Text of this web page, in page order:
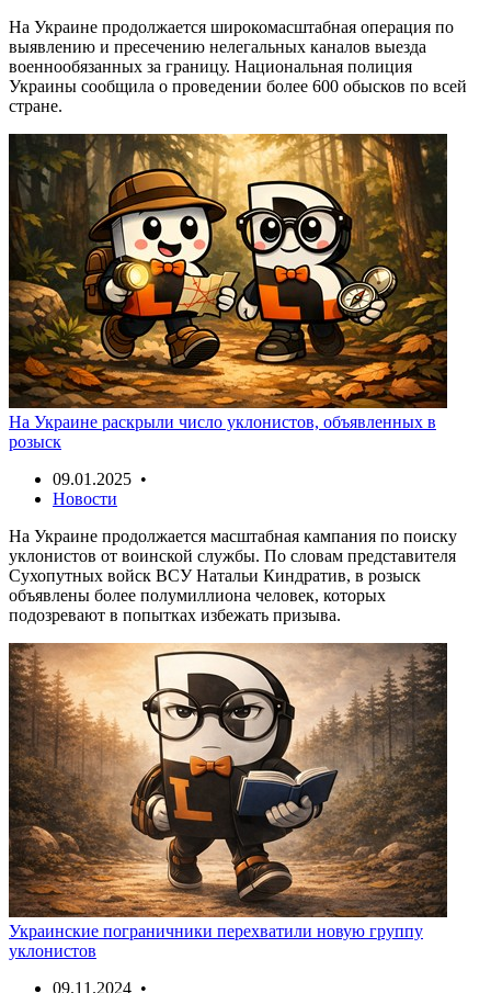
На Украине продолжается широкомасштабная операция по
выявлению и пресечению нелегальных каналов выезда
военнообязанных за границу. Национальная полиция
Украины сообщила о проведении более 600 обысков по всей
стране.
На Украине раскрыли число уклонистов, объявленных в
розыск
09.01.2025 •
Новости
На Украине продолжается масштабная кампания по поиску
уклонистов от воинской службы. По словам представителя
Сухопутных войск ВСУ Натальи Киндратив, в розыск
объявлены более полумиллиона человек, которых
подозревают в попытках избежать призыва.
Украинские пограничники перехватили новую группу
уклонистов
09.11.2024 •